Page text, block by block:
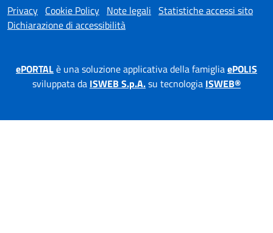
Privacy Cookie Policy Note legali Statistiche accessi sito
Dichiarazione di accessibilità
ePORTALè una soluzione applicativa della famigliaePOLIS
sviluppata da ISWEB S.p.A.su tecnologia ISWEB®